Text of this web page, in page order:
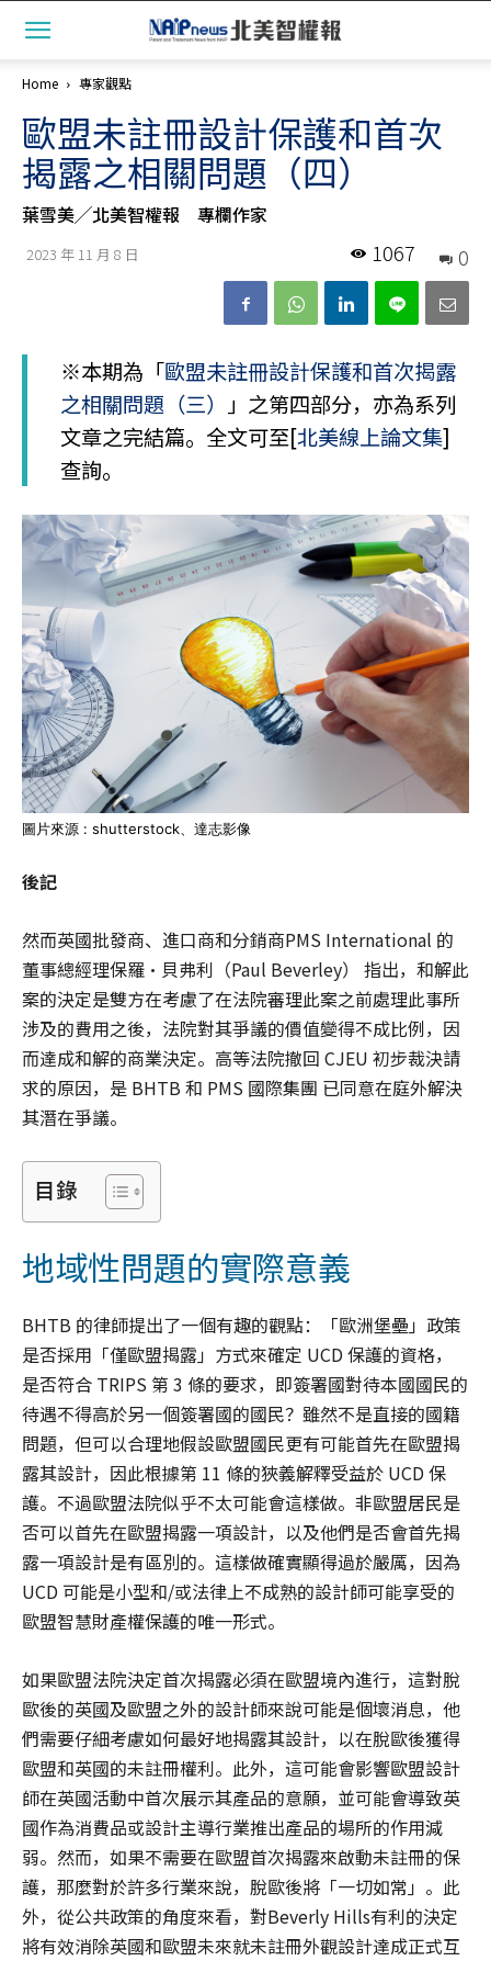
Home 專家觀點
歐盟未註冊設計保護和首次
揭露之相關問題（四）
葉雪美╱北美智權報 專欄作家
2023 年 11 月 8 日 0
1067
※本期為「歐盟未註冊設計保護和首次揭露
之相關問題（三）
」之第四部分，亦為系列
文章之完結篇。全文可至[北美線上論文集]
查詢。
圖片來源 : shutterstock、達志影像
後記
然而英國批發商、進口商和分銷商PMS International 的
董事總經理保羅·貝弗利（Paul Beverley） 指出，和解此
案的決定是雙方在考慮了在法院審理此案之前處理此事所
涉及的費用之後，法院對其爭議的價值變得不成比例，因
而達成和解的商業決定。高等法院撤回 CJEU 初步裁決請
求的原因，是 BHTB 和 PMS 國際集團 已同意在庭外解決
其潛在爭議。
目錄
地域性問題的實際意義
BHTB 的律師提出了一個有趣的觀點：「歐洲堡壘」政策
是否採用「僅歐盟揭露」方式來確定 UCD 保護的資格，
是否符合 TRIPS 第 3 條的要求，即簽署國對待本國國民的
待遇不得高於另一個簽署國的國民？雖然不是直接的國籍
問題，但可以合理地假設歐盟國民更有可能首先在歐盟揭
露其設計，因此根據第 11 條的狹義解釋受益於 UCD 保
護。不過歐盟法院似乎不太可能會這樣做。非歐盟居民是
否可以首先在歐盟揭露一項設計，以及他們是否會首先揭
露一項設計是有區別的。這樣做確實顯得過於嚴厲，因為
UCD 可能是小型和/或法律上不成熟的設計師可能享受的
歐盟智慧財產權保護的唯一形式。
如果歐盟法院決定首次揭露必須在歐盟境內進行，這對脫
歐後的英國及歐盟之外的設計師來說可能是個壞消息，他
們需要仔細考慮如何最好地揭露其設計，以在脫歐後獲得
歐盟和英國的未註冊權利。此外，這可能會影響歐盟設計
師在英國活動中首次展示其產品的意願，並可能會導致英
國作為消費品或設計主導行業推出產品的場所的作用減
弱。然而，如果不需要在歐盟首次揭露來啟動未註冊的保
護，那麼對於許多行業來說，脫歐後將「一切如常」。此
外，從公共政策的角度來看，對Beverly Hills有利的決定
將有效消除英國和歐盟未來就未註冊外觀設計達成正式互